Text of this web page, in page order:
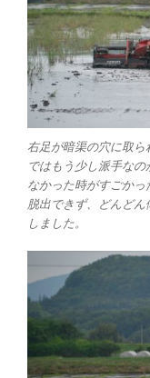
右足が暗渠の穴に取
ではもう少し派手な
なかった時がすごか
脱出できず、どんど
しました。